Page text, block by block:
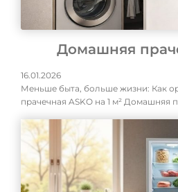
Домашняя
16.01.2026
Меньше быта, больше жизни: Как
прачечная ASKO на 1 м² Домашняя